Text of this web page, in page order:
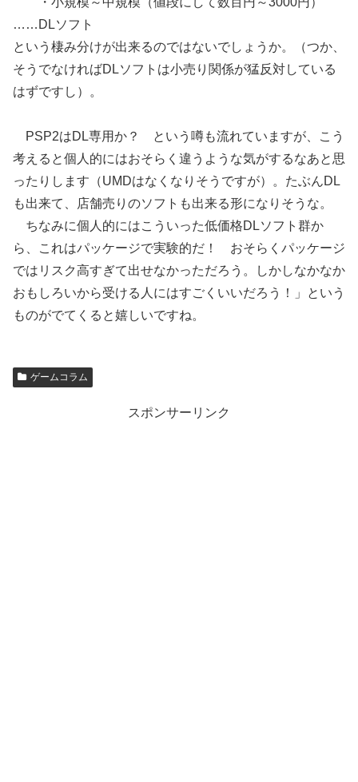
……DLソフト
という棲み分けが出来るのではないでしょうか。（つか、
そうでなければDLソフトは小売り関係が猛反対している
はずですし）。
PSP2はDL専用か？ という噂も流れていますが、こう
考えると個人的にはおそらく違うような気がするなあと思
ったりします（UMDはなくなりそうですが）。たぶんDL
も出来て、店舗売りのソフトも出来る形になりそうな。
ちなみに個人的にはこういった低価格DLソフト群か
ら、これはパッケージで実験的だ！ おそらくパッケージ
ではリスク高すぎて出せなかっただろう。しかしなかなか
おもしろいから受ける人にはすごくいいだろう！」という
ものがでてくると嬉しいですね。
ゲームコラム
スポンサーリンク